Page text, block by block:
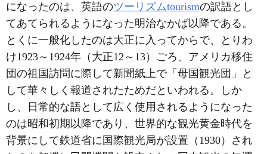
になったのは、英語のツーリズムtourismの訳語とし
てあてられるようになった明治なかば以降である。
とくに一般化したのは大正に入ってからで、とりわ
け1923～1924年（大正12～13）ごろ、アメリカ移住
団の祖国訪問に際して新聞紙上で「母国観光団」と
して華々しく報道されたためだといわれる。しか
し、日常的な語として広く使用されるようになった
のは昭和初期以降であり、世界的な観光黄金時代を
背景にして鉄道省に国際観光局が設置（1930）され